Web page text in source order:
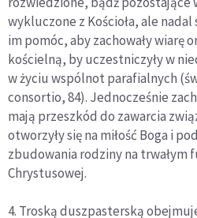
wykluczone z Kościoła, ale nadal
im pomóc, aby zachowały wiarę
kościelną, by uczestniczyły w
w życiu wspólnot parafialnych
consortio, 84). Jednocześnie
mają przeszkód do zawarcia
otworzyły się na miłość Boga i
zbudowania rodziny na trwałym
Chrystusowej.
4. Troską duszpasterską